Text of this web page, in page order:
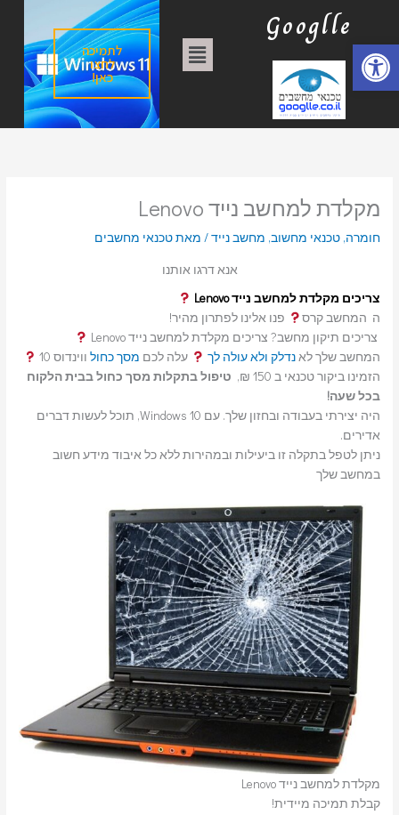
פתח סרגל נגישות
Googlle
תפריט לתמיכה
לחצו
כאן!
מקלדת למחשב נייד Lenovo
חומרה,טכנאי מחשוב, מחשב נייד/ מאתטכנאי מחשבים
אנא דרגו אותנו
צריכים מקלדת למחשב נייד Lenovo
ה המחשב קרס
פנו אלינו לפתרון מהיר!
צריכים תיקון מחשב? צריכים מקלדת למחשב נייד Lenovo
המחשב שלך לאנדלק ולא עולה לך עלה לכם מסך כחולווינדוס 10
הזמינו ביקור טכנאי ב 150 ₪,
טיפול בתקלות מסך כחול בבית הלקוח
בכל שעה!
היה יצירתי בעבודה ובחזון שלך. עם Windows 10, תוכל לעשות דברים
אדירים.
ניתן לטפל בתקלה זו ביעילות ובמהירות ללא כל איבוד מידע חשוב
במחשב שלך
מקלדת למחשב נייד Lenovo
קבלת תמיכה מיידית!
ג
ו
י